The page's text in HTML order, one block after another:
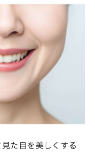
た目を美しくする